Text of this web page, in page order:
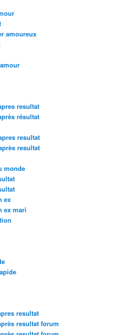
amoureux
resultat
résultat
resultat
resultat
monde
ex
ex mari
resultat
resultat forum